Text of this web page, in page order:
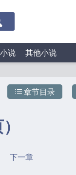
说 其他小说
章节目录
下一章